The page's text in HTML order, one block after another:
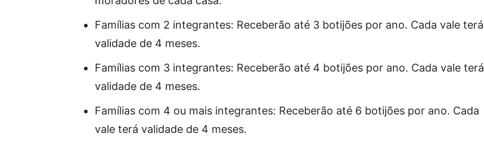
Famílias com 2 integrantes: Receberão até 3 botijões por ano. Cada vale terá
validade de 4 meses.
Famílias com 3 integrantes: Receberão até 4 botijões por ano. Cada vale terá
validade de 4 meses.
Famílias com 4 ou mais integrantes: Receberão até 6 botijões por ano. Cada
vale terá validade de 4 meses.